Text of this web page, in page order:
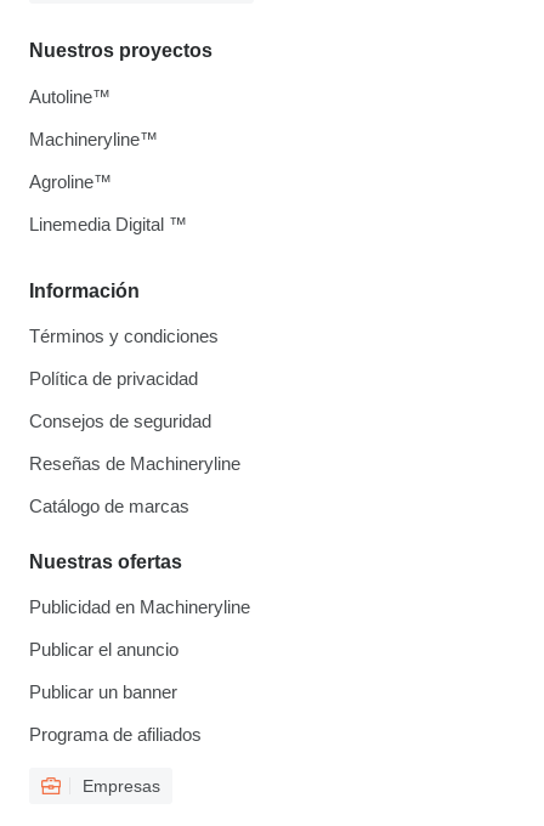
Información
Términos y condiciones
Política de privacidad
Consejos de seguridad
Reseñas de Machineryline
Catálogo de marcas
Nuestras ofertas
Publicidad en Machineryline
Publicar el anuncio
Publicar un banner
Programa de afiliados
Empresas
Nuestros proyectos
Autoline™
Machineryline™
Agroline™
Linemedia Digital ™